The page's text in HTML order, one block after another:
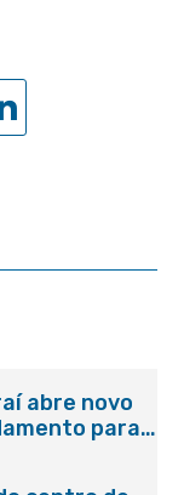
abre novo
para